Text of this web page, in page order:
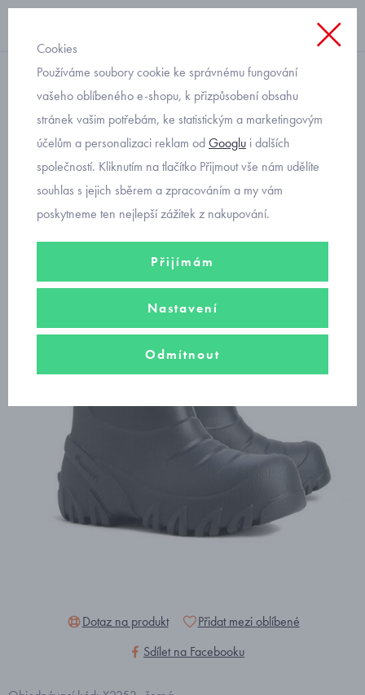
dětské zateplené holínky
Demar Mammut S 0300 I
černé dětské sněhule
Dotaz na produkt
Přidat mezi oblíbené
Sdílet na Facebooku
Cookies
Používáme soubory cookie ke správnému fungování
vašeho oblíbeného e-shopu, k přizpůsobení obsahu
stránek vašim potřebám, ke statistickým a marketingovým
účelům a personalizaci reklam odGooglu i dalších
společností. Kliknutím na tlačítko Přijmout vše nám udělíte
souhlas s jejich sběrem a zpracováním a my vám
poskytneme ten nejlepší zážitek z nakupování.
Přijímám
Nastavení
Odmítnout